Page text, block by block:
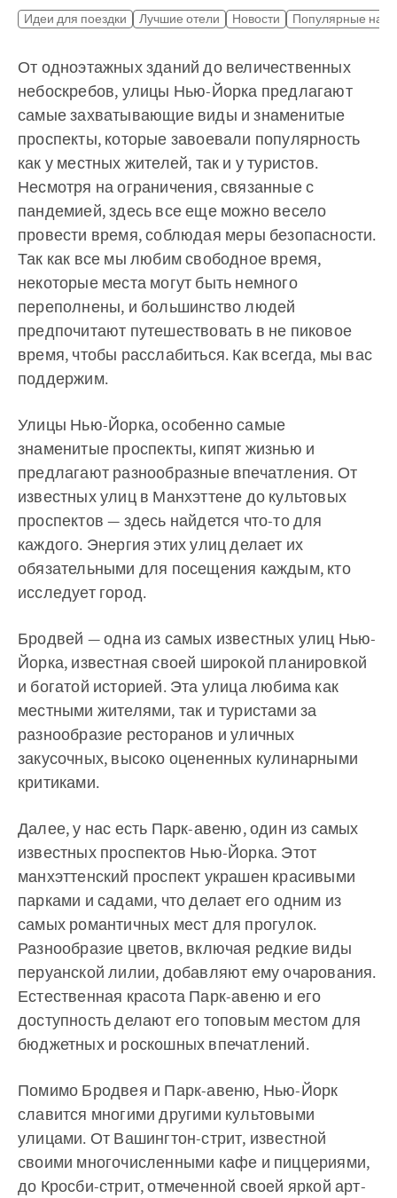
Идеи для поездки Лучшие отели Новости Популярные
От одноэтажных зданий до величественных
небоскребов, улицы Нью-Йорка предлагают
самые захватывающие виды и знаменитые
проспекты, которые завоевали популярность
как у местных жителей, так и у туристов.
Несмотря на ограничения, связанные с
пандемией, здесь все еще можно весело
провести время, соблюдая меры безопасности.
Так как все мы любим свободное время,
некоторые места могут быть немного
переполнены, и большинство людей
предпочитают путешествовать в не пиковое
время, чтобы расслабиться. Как всегда, мы вас
поддержим.
Улицы Нью-Йорка, особенно самые
знаменитые проспекты, кипят жизнью и
предлагают разнообразные впечатления. От
известных улиц в Манхэттене до культовых
проспектов — здесь найдется что-то для
каждого. Энергия этих улиц делает их
обязательными для посещения каждым, кто
исследует город.
Бродвей — одна из самых известных улиц Нью-
Йорка, известная своей широкой планировкой
и богатой историей. Эта улица любима как
местными жителями, так и туристами за
разнообразие ресторанов и уличных
закусочных, высоко оцененных кулинарными
критиками.
Далее, у нас есть Парк-авеню, один из самых
известных проспектов Нью-Йорка. Этот
манхэттенский проспект украшен красивыми
парками и садами, что делает его одним из
самых романтичных мест для прогулок.
Разнообразие цветов, включая редкие виды
перуанской лилии, добавляют ему очарования.
Естественная красота Парк-авеню и его
доступность делают его топовым местом для
бюджетных и роскошных впечатлений.
Помимо Бродвея и Парк-авеню, Нью-Йорк
славится многими другими культовыми
улицами. От Вашингтон-стрит, известной
своими многочисленными кафе и пиццериями,
до Кросби-стрит, отмеченной своей яркой арт-